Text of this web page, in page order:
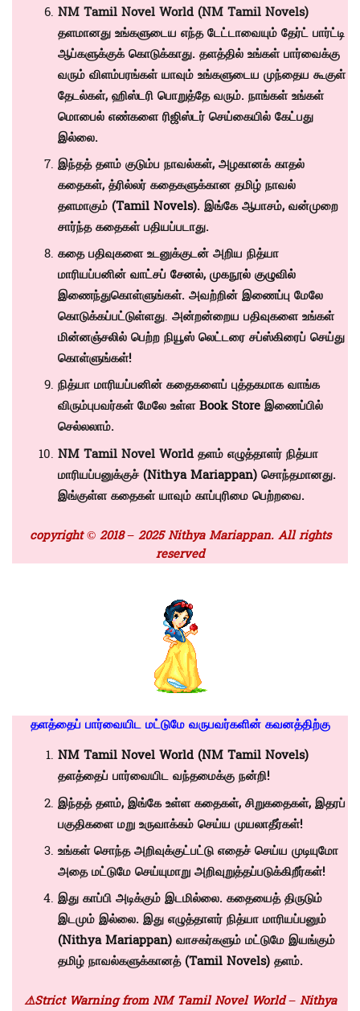
NM Tamil Novel World (NM Tamil Novels)
தளமானது உங்களுடைய எந்த டேட்டாவையும் தேர்ட் பார்ட்டி
ஆப்களுக்குக் கொடுக்காது. தளத்தில் உங்கள் பார்வைக்கு
வரும் விளம்பரங்கள் யாவும் உங்களுடைய முந்தைய கூகுள்
தேடல்கள், ஹிஸ்டரி பொறுத்தே வரும். நாங்கள் உங்கள்
மொபைல் எண்களை ரிஜிஸ்டர் செய்கையில் கேட்பது
இல்லை.
இந்தத் தளம் குடும்ப நாவல்கள், அழகானக் காதல்
கதைகள், த்ரில்லர் கதைகளுக்கான தமிழ் நாவல்
தளமாகும் (Tamil Novels). இங்கே ஆபாசம், வன்முறை
சார்ந்த கதைகள் பதியப்படாது.
கதை பதிவுகளை உடனுக்குடன் அறிய நித்யா
மாரியப்பனின்வாட்சப் சேனல்,முகநூல் குழுவில்
இணைந்துகொள்ளுங்கள். அவற்றின் இணைப்பு மேலே
கொடுக்கப்பட்டுள்ளது. அன்றன்றைய பதிவுகளை உங்கள்
மின்னஞ்சலில் பெற்ற நியூஸ் லெட்டரை சப்ஸ்கிரைப் செய்து
கொள்ளுங்கள்!
நித்யா மாரியப்பனின் கதைகளைப் புத்தகமாக வாங்க
விரும்புபவர்கள் மேலே உள்ளBook Storeஇணைப்பில்
செல்லலாம்.
NM Tamil Novel World தளம் எழுத்தாளர் நித்யா
மாரியப்பனுக்குச் (Nithya Mariappan)சொந்தமானது.
இங்குள்ள கதைகள் யாவும் காப்புரிமை பெற்றவை.
copyright © 2018 – 2025 Nithya Mariappan. All rights
reserved
தளத்தைப் பார்வையிட மட்டுமே வருபவர்களின் கவனத்திற்கு
NM Tamil Novel World (NM Tamil Novels)
தளத்தைப் பார்வையிட வந்தமைக்கு நன்றி!
இந்தத் தளம், இங்கே உள்ள கதைகள், சிறுகதைகள், இதரப்
பகுதிகளை மறு உருவாக்கம் செய்ய முயலாதீர்கள்!
உங்கள் சொந்த அறிவுக்குட்பட்டு எதைச் செய்ய முடியுமோ
அதை மட்டுமே செய்யுமாறு அறிவுறுத்தப்படுக்கிறீர்கள்!
இது காப்பி அடிக்கும் இடமில்லை. கதையைத் திருடும்
இடமும் இல்லை. இது எழுத்தாளர் நித்யா மாரியப்பனும்
(Nithya Mariappan)வாசகர்களும் மட்டுமே இயங்கும்
தமிழ் நாவல்களுக்கானத் (Tamil Novels)தளம்.
⚠️Strict Warning from NM Tamil Novel World – Nithya